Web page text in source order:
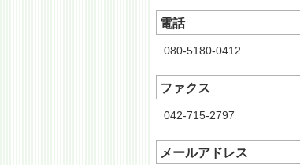
電話
080-5180-0412
ファクス
042-715-2797
メールアドレス